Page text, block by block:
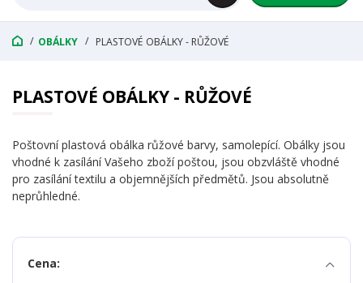
OBÁLKY PLASTOVÉ OBÁLKY - RŮŽOVÉ
PLASTOVÉ OBÁLKY - RŮŽOVÉ
Poštovní plastová obálka růžové barvy, samolepící. Obálky jsou
vhodné k zasílání Vašeho zboží poštou, jsou obzvláště vhodné
pro zasílání textilu a objemnějších předmětů. Jsou absolutně
neprůhledné.
Cena: